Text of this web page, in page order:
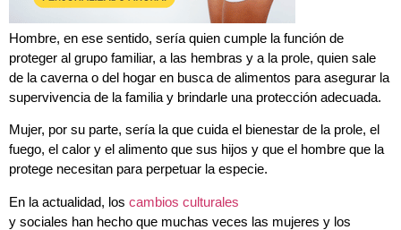
Hombre, en ese sentido, sería quien cumple la función de
proteger al grupo familiar, a las hembras y a la prole, quien sale
de la caverna o del hogar en busca de alimentos para asegurar la
supervivencia de la familia y brindarle una protección adecuada.
Mujer, por su parte, sería la que cuida el bienestar de la prole, el
fuego, el calor y el alimento que sus hijos y que el hombre que la
protege necesitan para perpetuar la especie.
En la actualidad, los cambios culturales
y sociales han hecho que muchas veces las mujeres y los